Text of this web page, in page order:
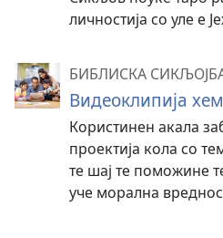
личностија со уле е
БИБЛИСКА
Видеоклипија
Користинен акала
проектија кола со
те шај те поможине
уче морална